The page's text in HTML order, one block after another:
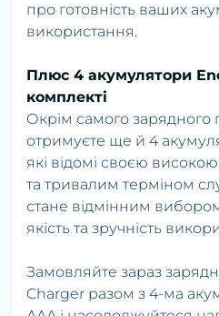
про готовність ваших
використання.
Плюс 4 акумулятори
комплекті
Окрім самого зарядного
отримуєте ще й 4
які відомі своєю
та тривалим терміном
стане відмінним
якість та зручність
Замовляйте зараз
Charger разом з 4-ма